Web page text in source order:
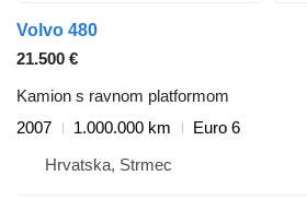
Volvo 480
21.500 €
Kamion s ravnom platformom
2007
1.000.000 km
Euro 6
Hrvatska, Strmec